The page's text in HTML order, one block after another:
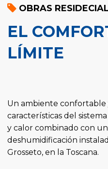
OBRAS
EL
LÍMITE
Un ambiente confortable
características del
y calor combinado con
deshumidificación
Grosseto, en la Toscana.